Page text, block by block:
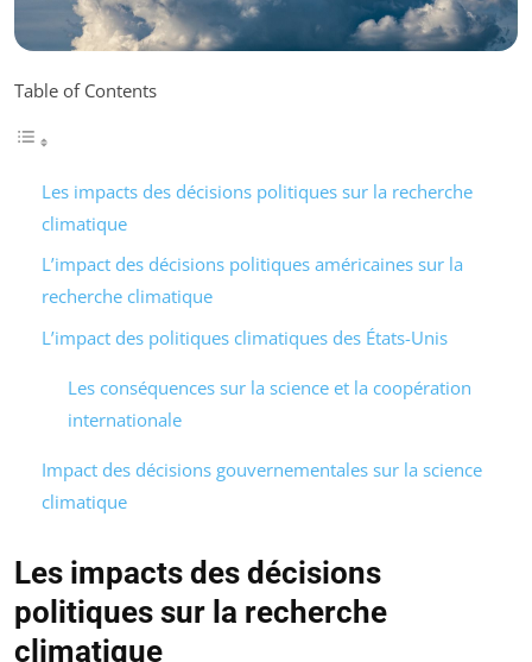
Table of Contents
Les impacts des décisions politiques sur la recherche
climatique
L’impact des décisions politiques américaines sur la
recherche climatique
L’impact des politiques climatiques des États-Unis
Les conséquences sur la science et la coopération
internationale
Impact des décisions gouvernementales sur la science
climatique
Les impacts des décisions
politiques sur la recherche
climatique